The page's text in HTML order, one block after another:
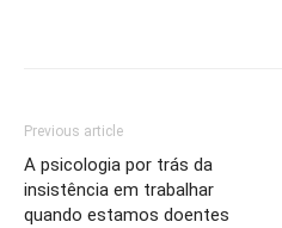
Previous article
A psicologia por trás da
insistência em trabalhar
quando estamos doentes